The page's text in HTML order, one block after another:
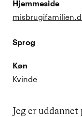
Hjemmeside
Sprog
Køn
Kvinde
Jeg er